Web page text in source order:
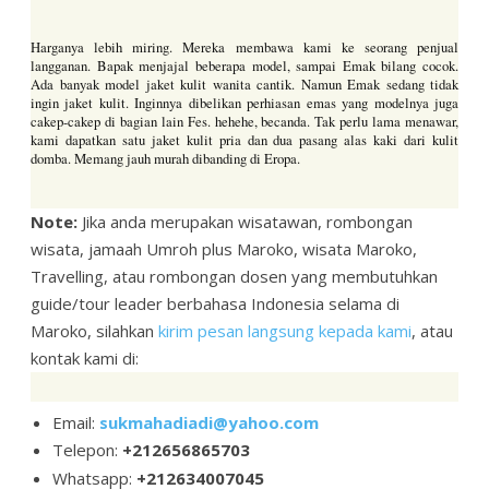
Harganya lebih miring. Mereka membawa kami ke seorang penjual
langganan. Bapak menjajal beberapa model, sampai Emak bilang cocok.
Ada banyak model jaket kulit wanita cantik. Namun Emak sedang tidak
ingin jaket kulit. Inginnya dibelikan perhiasan emas yang modelnya juga
cakep-cakep di bagian lain Fes. hehehe, becanda. Tak perlu lama menawar,
kami dapatkan satu jaket kulit pria dan dua pasang alas kaki dari kulit
domba. Memang jauh murah dibanding di Eropa.
Note: Jika anda merupakan wisatawan, rombongan
wisata, jamaah Umroh plus Maroko, wisata Maroko,
Travelling, atau rombongan dosen yang membutuhkan
guide/tour leader berbahasa Indonesia selama di
Maroko, silahkan kirim pesan langsung kepada kami, atau
kontak kami di:
Email: sukmahadiadi@yahoo.com
Telepon: +212656865703
Whatsapp: +212634007045